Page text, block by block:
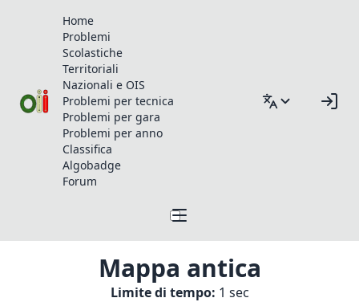
Home
Problemi
Scolastiche
Territoriali
Nazionali e OIS
Problemi per tecnica
Problemi per gara
Problemi per anno
Classifica
Algobadge
Forum
Mappa antica
Limite di tempo: 1 sec